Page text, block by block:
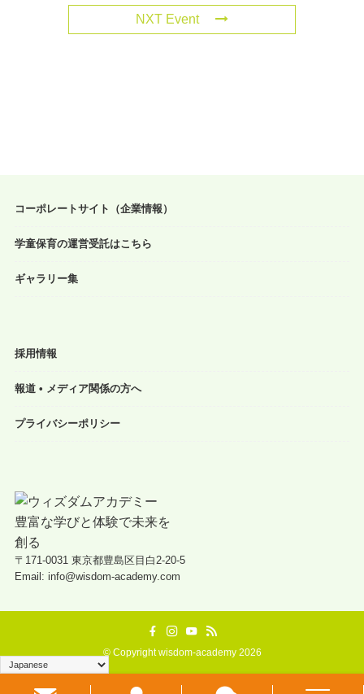
NXT Event
コーポレートサイト（企業情報）
学童保育の運営受託はこちら
ギャラリー集
採用情報
報道 • メディア関係の方へ
プライバシーポリシー
〒171-0031 東京都豊島区目白2-20-5
Email: info@wisdom-academy.com
©Copyright wisdom-academy 2026